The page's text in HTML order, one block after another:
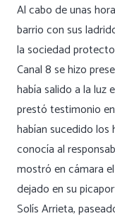
Al cabo de unas
barrio con sus
la sociedad
Canal 8 se hizo
había salido a la luz
prestó testimonio
habían sucedido
conocía al
mostró en cámara
dejado en su
Solís Arrieta,